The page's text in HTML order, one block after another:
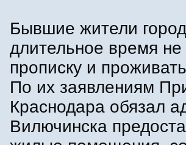
Бывшие жители
длительное время не
прописку и
По их заявлениям
Краснодара обязал
Вилючинска